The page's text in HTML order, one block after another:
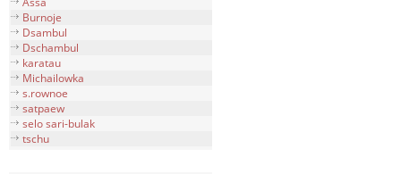
Burnoje
Dsambul
Dschambul
karatau
Michailowka
s.rownoe
satpaew
selo sari-bulak
tschu